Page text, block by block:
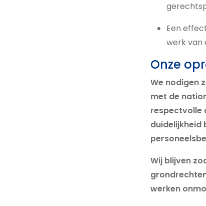
Een
werk van
Onze
We nodigen
met de
respectvolle
duidelijkheid
Wij blijven
werken